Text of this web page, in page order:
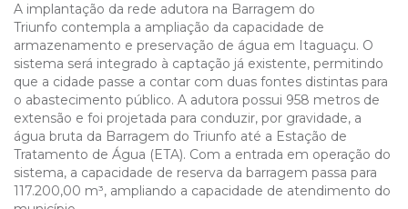
A implantação da rede adutora na Barragem do
Triunfo contempla a ampliação da capacidade de
armazenamento e preservação de água em Itaguaçu. O
sistema será integrado à captação já existente, permitindo
que a cidade passe a contar com duas fontes distintas para
o abastecimento público. A adutora possui 958 metros de
extensão e foi projetada para conduzir, por gravidade, a
água bruta da Barragem do Triunfo até a Estação de
Tratamento de Água (ETA). Com a entrada em operação do
sistema, a capacidade de reserva da barragem passa para
117.200,00 m³, ampliando a capacidade de atendimento do